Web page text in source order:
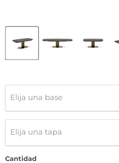
Elija una base
Elija una tapa
Cantidad